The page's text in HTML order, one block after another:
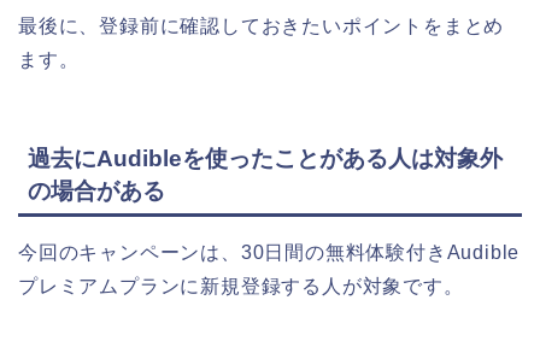
最後に、登録前に確認しておきたいポイントをまとめ
ます。
過去にAudibleを使ったことがある人は対象外
の場合がある
今回のキャンペーンは、30日間の無料体験付きAudible
プレミアムプランに新規登録する人が対象です。